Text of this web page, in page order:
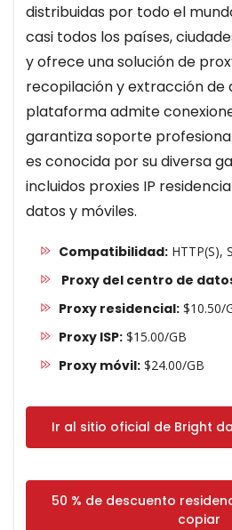
distribuidas por todo el
casi todos los países,
y ofrece una solución de
recopilación y extracción de
plataforma admite
garantiza soporte
es conocida por su diversa
incluidos proxies IP
datos y móviles.
Compatibilidad:HTTP(S),
Proxy del centro de
Proxy residencial:$10.50/
Proxy ISP:$15.00/GB
Proxy móvil:$24.00/GB
Ir al sitio oficial de Bright
50 % de descuento
copiar